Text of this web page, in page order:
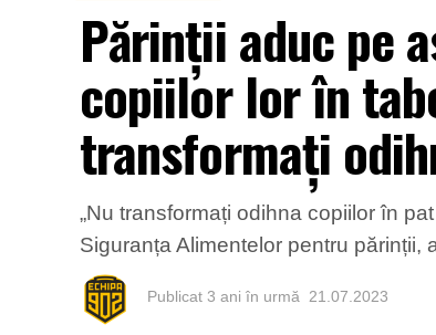
Părinții aduc pe
copiilor lor în
transformați
„Nu transformați odihna copiilor în
Siguranța Alimentelor pentru părinții,
Publicat 3 ani în urmă 21.07.2023